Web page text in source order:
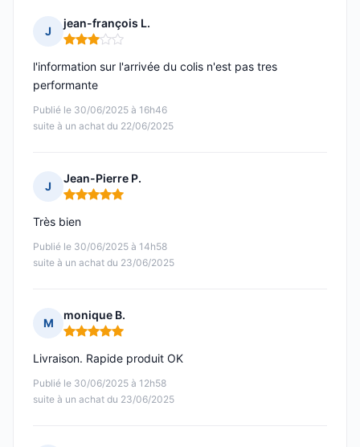
J
jean-françois L.
Note : 3 sur 5
Publié le 30/06/2025 à 16h46
suite à un achat du 22/06/2025
l'information sur l'arrivée du colis n'est pas tres
performante
J
Jean-Pierre P.
Note : 5 sur 5
Publié le 30/06/2025 à 14h58
suite à un achat du 23/06/2025
Très bien
M
monique B.
Note : 5 sur 5
Publié le 30/06/2025 à 12h58
suite à un achat du 23/06/2025
Livraison. Rapide produit OK